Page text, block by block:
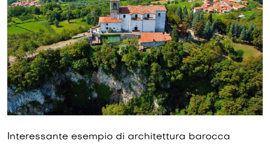
Interessante esempio di architettura barocca